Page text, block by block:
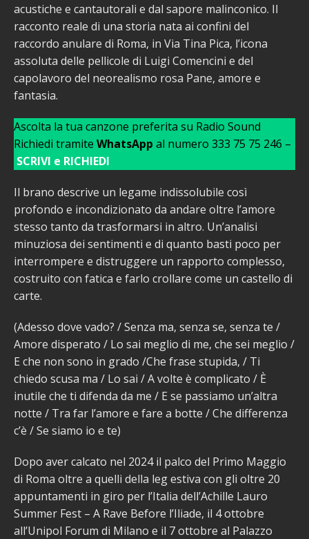
acustiche e cantautorali e dal sapore malinconico. Il
racconto reale di una storia nata ai confini del
raccordo anulare di Roma, in Via Tina Pica, l’icona
assoluta delle pellicole di Luigi Comencini e del
capolavoro del neorealismo rosa Pane, amore e
fantasia.
Ascolta la tua canzone preferita su Radio Sound
Richiedi tramite WhatsApp al numero 333 75 75 246 –
SCRIVI e RICHIEDI
Il brano descrive un legame indissolubile così
profondo e incondizionato da andare oltre l’amore
stesso tanto da trasformarsi in altro. Un’analisi
minuziosa dei sentimenti e di quanto basti poco per
interrompere e distruggere un rapporto complesso,
costruito con fatica e farlo crollare come un castello di
carte.
(Adesso dove vado? / Senza ma, senza se, senza te /
Amore disperato / Lo sai meglio di me, che sei meglio /
E che non sono in grado /Che frase stupida, / Ti
chiedo scusa ma / Lo sai / A volte è complicato / È
inutile che ti difenda da me / E se passiamo un’altra
notte / Tra far l’amore e fare a botte / Che differenza
c’è / Se siamo io e te)
Dopo aver calcato nel 2024 il palco del Primo Maggio
di Roma oltre a quelli della leg estiva con gli oltre 20
appuntamenti in giro per l’Italia dell’Achille Lauro
Summer Fest – A Rave Before l’Iliade, il 4 ottobre
all’Unipol Forum di Milano e il 7 ottobre al Palazzo